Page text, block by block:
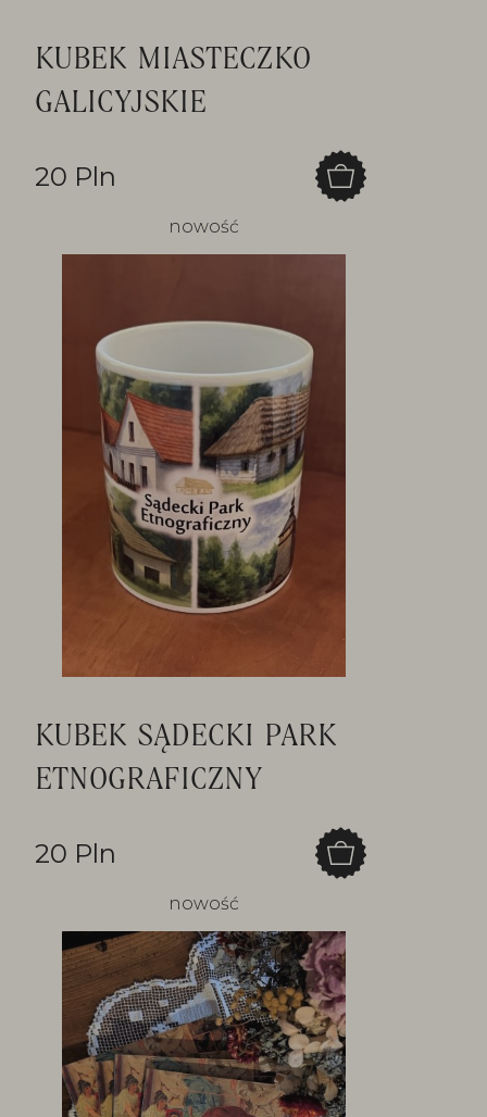
KUBEK MIASTECZKO
GALICYJSKIE
20 Pln
nowość
KUBEK SĄDECKI PARK
ETNOGRAFICZNY
20 Pln
nowość